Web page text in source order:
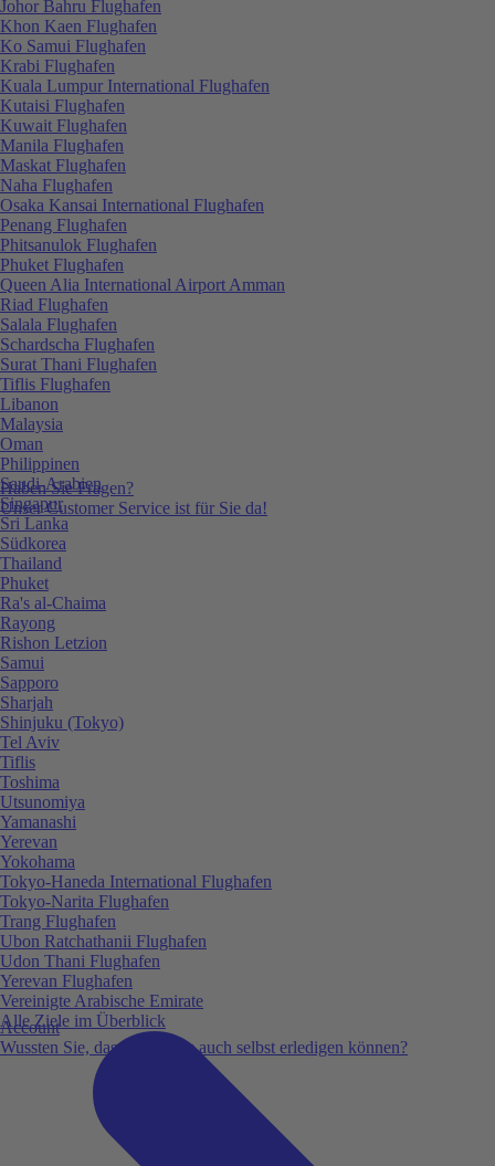
Haben Sie Fragen?
Unser Customer Service ist für Sie da!
Account
Wussten Sie, dass Sie vieles auch selbst erledigen können?
Johor Bahru Flughafen
Khon Kaen Flughafen
Ko Samui Flughafen
Krabi Flughafen
Kuala Lumpur International Flughafen
Kutaisi Flughafen
Kuwait Flughafen
Manila Flughafen
Maskat Flughafen
Naha Flughafen
Osaka Kansai International Flughafen
Penang Flughafen
Phitsanulok Flughafen
Phuket Flughafen
Queen Alia International Airport Amman
Riad Flughafen
Salala Flughafen
Schardscha Flughafen
Surat Thani Flughafen
Tiflis Flughafen
Libanon
Malaysia
Oman
Philippinen
Saudi-Arabien
Singapur
Sri Lanka
Südkorea
Thailand
Phuket
Ra's al-Chaima
Rayong
Rishon Letzion
Samui
Sapporo
Sharjah
Shinjuku (Tokyo)
Tel Aviv
Tiflis
Toshima
Utsunomiya
Yamanashi
Yerevan
Yokohama
Tokyo-Haneda International Flughafen
Tokyo-Narita Flughafen
Trang Flughafen
Ubon Ratchathanii Flughafen
Udon Thani Flughafen
Yerevan Flughafen
Vereinigte Arabische Emirate
Alle Ziele im Überblick